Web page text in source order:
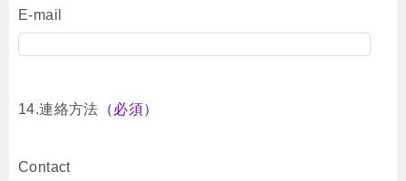
E-mail
14.連絡方法 （必須）
Contact